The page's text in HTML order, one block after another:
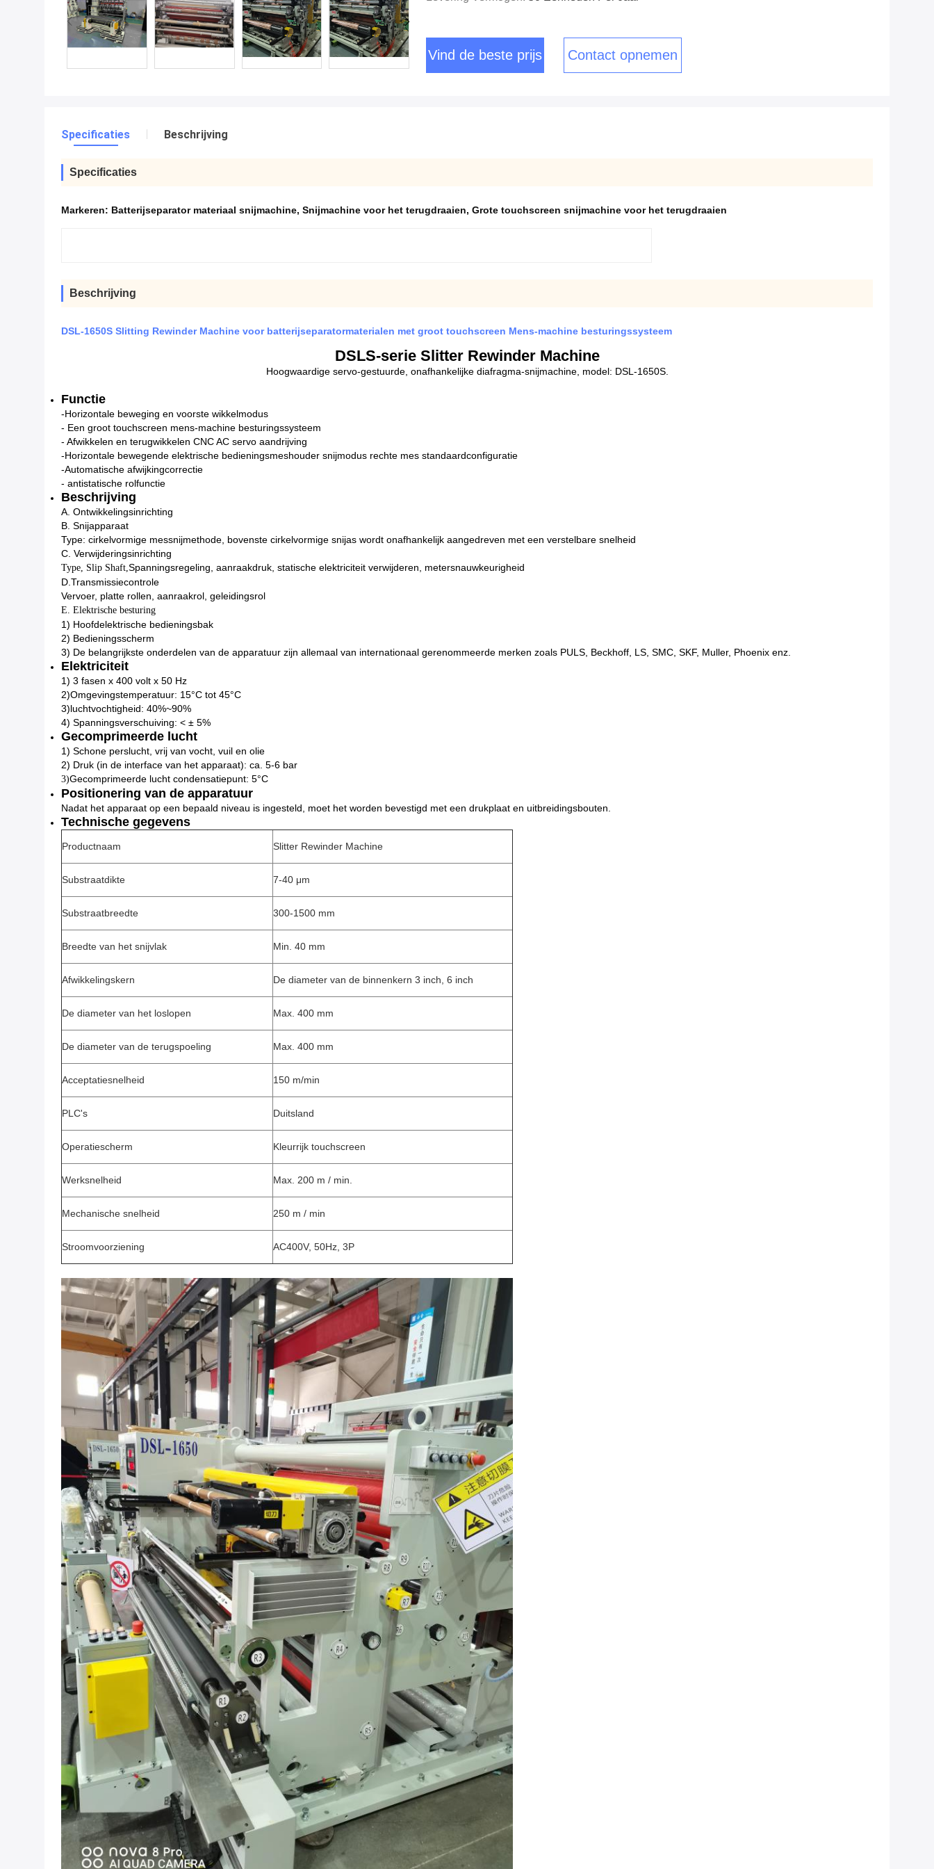
Vind de beste prijs Contact opnemen
Specificaties Beschrijving
Specificaties
Markeren: Batterijseparator materiaal snijmachine, Snijmachine voor het terugdraaien, Grote touchscreen snijmachine voor het terugdraaien
Beschrijving
DSL-1650S Slitting Rewinder Machine voor batterijseparatormaterialen met groot touchscreen Mens-machine besturingssysteem
DSLS-serie Slitter Rewinder Machine
Hoogwaardige servo-gestuurde, onafhankelijke diafragma-snijmachine, model: DSL-1650S.
Functie
-Horizontale beweging en voorste wikkelmodus
- Een groot touchscreen mens-machine besturingssysteem
- Afwikkelen en terugwikkelen CNC AC servo aandrijving
-Horizontale bewegende elektrische bedieningsmeshouder snijmodus rechte mes standaardconfiguratie
-Automatische afwijkingcorrectie
- antistatische rolfunctie
Beschrijving
A. Ontwikkelingsinrichting
B. Snijapparaat
Type: cirkelvormige messnijmethode, bovenste cirkelvormige snijas wordt onafhankelijk aangedreven met een verstelbare snelheid
C. Verwijderingsinrichting
Type, Slip Shaft,Spanningsregeling, aanraakdruk, statische elektriciteit verwijderen, metersnauwkeurigheid
D. Transmissiecontrole
Vervoer, platte rollen, aanraakrol, geleidingsrol
E. Elektrische besturing
1) Hoofdelektrische bedieningsbak
2) Bedieningsscherm
3) De belangrijkste onderdelen van de apparatuur zijn allemaal van internationaal gerenommeerde merken zoals PULS, Beckhoff, LS, SMC, SKF, Muller, Phoenix enz.
Elektriciteit
1) 3 fasen x 400 volt x 50 Hz
2)Omgevingstemperatuur: 15°C tot 45°C
3)luchtvochtigheid: 40%~90%
4) Spanningsverschuiving: < ± 5%
Gecomprimeerde lucht
1) Schone perslucht, vrij van vocht, vuil en olie
2) Druk (in de interface van het apparaat): ca. 5-6 bar
3)Gecomprimeerde lucht condensatiepunt: 5°C
Positionering van de apparatuur
Nadat het apparaat op een bepaald niveau is ingesteld, moet het worden bevestigd met een drukplaat en uitbreidingsbouten.
Technische gegevens
Productnaam Slitter Rewinder Machine
Substraatdikte 7-40 μm
Substraatbreedte 300-1500 mm
Breedte van het snijvlak Min. 40 mm
Afwikkelingskern De diameter van de binnenkern 3 inch, 6 inch
De diameter van het loslopen Max. 400 mm
De diameter van de terugspoeling Max. 400 mm
Acceptatiesnelheid 150 m/min
PLC's Duitsland
Operatiescherm Kleurrijk touchscreen
Werksnelheid Max. 200 m / min.
Mechanische snelheid 250 m / min
Stroomvoorziening AC400V, 50Hz, 3P